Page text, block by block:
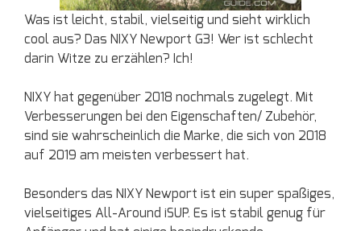
Was ist leicht, stabil, vielseitig und sieht wirklich
cool aus? Das NIXY Newport G3! Wer ist schlecht
darin Witze zu erzählen? Ich!
NIXY hat gegenüber 2018 nochmals zugelegt. Mit
Verbesserungen bei den Eigenschaften/ Zubehör,
sind sie wahrscheinlich die Marke, die sich von 2018
auf 2019 am meisten verbessert hat.
Besonders das NIXY Newport ist ein super spaßiges,
vielseitiges All-Around iSUP. Es ist stabil genug für